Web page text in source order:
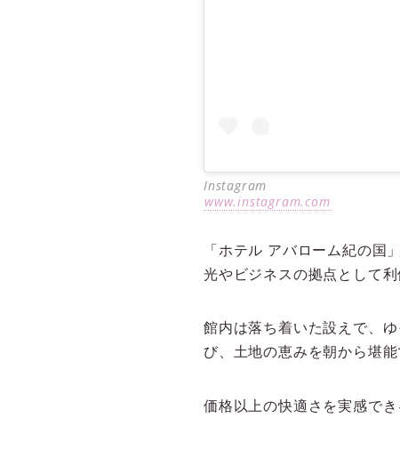
Instagram
www.instagram.com
「ホテル アバローム紀の
光やビジネスの拠点として利
館内は落ち着いた設えで、
び、土地の恵みを朝から堪能
価格以上の快適さを実感で